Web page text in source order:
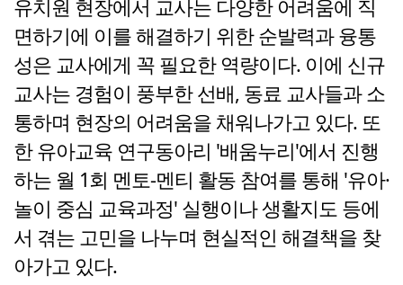
유치원 현장에서 교사는 다양한 어려움에 직
면하기에 이를 해결하기 위한 순발력과 융통
성은 교사에게 꼭 필요한 역량이다. 이에 신규
교사는 경험이 풍부한 선배, 동료 교사들과 소
통하며 현장의 어려움을 채워나가고 있다. 또
한 유아교육 연구동아리 '배움누리'에서 진행
하는 월 1회 멘토-멘티 활동 참여를 통해 '유아·
놀이 중심 교육과정' 실행이나 생활지도 등에
서 겪는 고민을 나누며 현실적인 해결책을 찾
아가고 있다.